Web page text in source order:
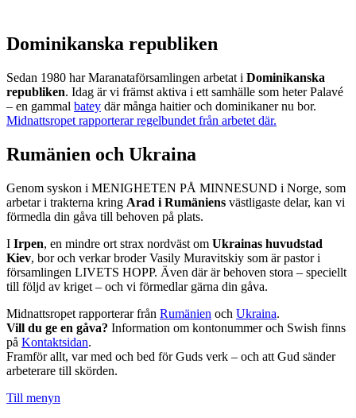
Dominikanska republiken
Sedan 1980 har Maranataförsamlingen arbetat i Dominikanska
republiken. Idag är vi främst aktiva i ett samhälle som heter Palavé
– en gammal batey där många haitier och dominikaner nu bor.
Midnattsropet rapporterar regelbundet från arbetet där.
Rumänien och Ukraina
Genom syskon i MENIGHETEN PÅ MINNESUND i Norge, som
arbetar i trakterna kring Arad i Rumäniens västligaste delar, kan vi
förmedla din gåva till behoven på plats.
I Irpen, en mindre ort strax nordväst om Ukrainas huvudstad
Kiev, bor och verkar broder Vasily Muravitskiy som är pastor i
församlingen LIVETS HOPP. Även där är behoven stora – speciellt
till följd av kriget – och vi förmedlar gärna din gåva.
Midnattsropet rapporterar från Rumänien och Ukraina.
Vill du ge en gåva? Information om kontonummer och Swish finns
på Kontaktsidan.
Framför allt, var med och bed för Guds verk – och att Gud sänder
arbeterare till skörden.
Till menyn